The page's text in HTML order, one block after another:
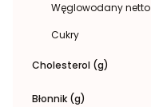
Węglowodany netto
Cukry
Cholesterol (g)
Błonnik (g)